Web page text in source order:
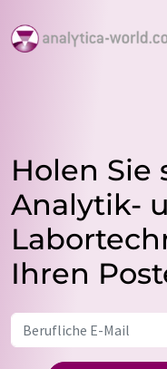
Holen Sie
Analytik-
Ihren